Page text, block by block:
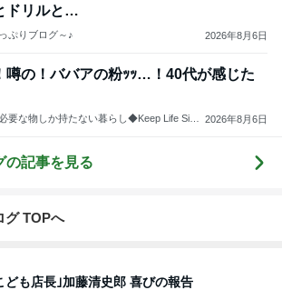
ドリルと…
ぷりブログ～♪ 2026年8月6日
噂の！ババアの粉ｯｯ…！40代が感じた
要な物しか持たない暮らし◆Keep Life Simpl 2026年8月6日
の記事を見る
グ TOPへ
ども店長｣加藤清史郎 喜びの報告